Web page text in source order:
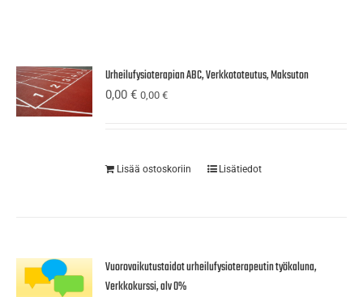
Urheilufysioterapian ABC, Verkkototeutus, Maksuton
0,00€ 0,00€
Lisää ostoskoriin Lisätiedot
Vuorovaikutustaidot urheilufysioterapeutin työkaluna,
Verkkokurssi, alv 0%